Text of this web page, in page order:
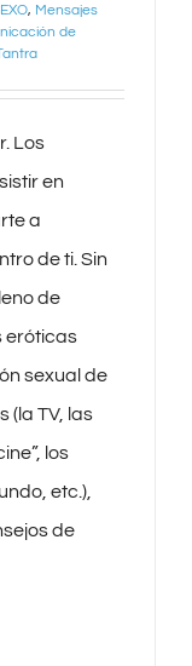
, Mensajes
de
Los
en
a
de ti. Sin
de
eróticas
sexual de
(la TV, las
los
etc.),
de